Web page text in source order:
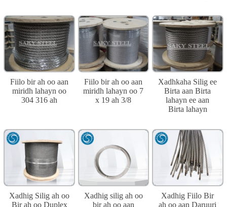
Fiilo bir ah oo aan
miridh lahayn oo
304 316 ah
Fiilo bir ah oo aan
miridh lahayn oo 7
x 19 ah 3/8
Xadhkaha Silig ee
Birta aan Birta
lahayn ee aan
Birta lahayn
Xadhig Silig ah oo
Bir ah oo Duplex
Xadhig silig ah oo
bir ah oo aan
Xadhig Fiilo Bir
ah oo aan Daruuri